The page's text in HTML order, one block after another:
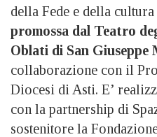
della Fede e della
promossa dal Teatro
Oblati di San Giuseppe
collaborazione con il
Diocesi di Asti. E’
con la partnership di
sostenitore la